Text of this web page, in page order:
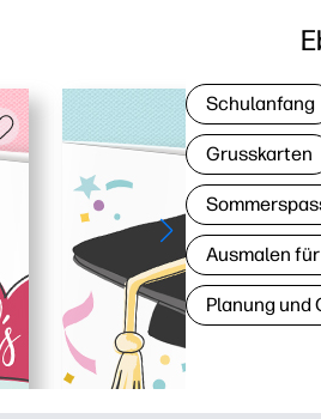
Schulanfang
Grusskarten
Ausmalen
Planung und